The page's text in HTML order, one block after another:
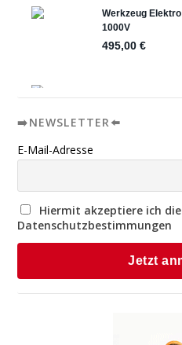
➡️NEWSLETTER⬅️
E-Mail-Adresse
Hiermit akzeptiere ich die
Datenschutzbestimmungen